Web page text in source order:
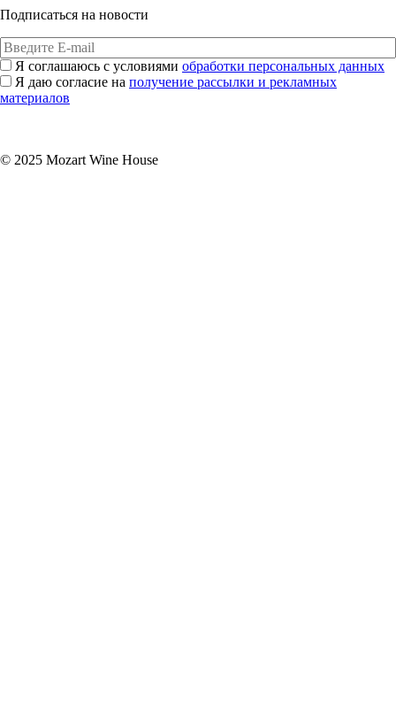
Подписаться на новости
Я соглашаюсь с условиями обработки персональных данных
Я даю согласие на получение рассылки и рекламных
материалов
© 2025 Mozart Wine House